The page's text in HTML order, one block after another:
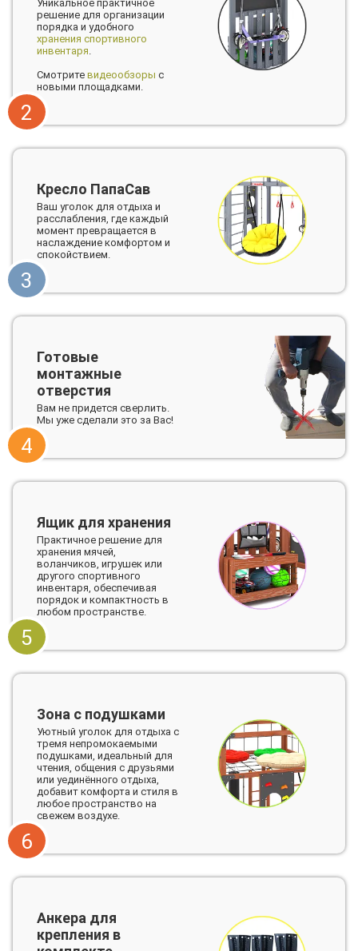
2
Уникальное практичное
решение для организации
порядка и удобного
хранения спортивного
инвентаря
Смотрите видеообзоры с
новыми площадками.
3
Кресло ПапаСав
Ваш уголок для отдыха и
расслабления, где каждый
момент превращается в
наслаждение комфортом и
спокойствием.
4
Готовые
монтажные
отверстия
Вам не придется сверлить.
Мы уже сделали это за Вас!
5
Ящик для хранения
Практичное решение для
хранения мячей,
воланчиков, игрушек или
другого спортивного
инвентаря, обеспечивая
порядок и компактность в
любом пространстве.
6
Зона с подушками
Уютный уголок для отдыха с
тремя непромокаемыми
подушками, идеальный для
чтения, общения с друзьями
или уединённого отдыха,
добавит комфорта и стиля в
любое пространство на
свежем воздухе.
Анкера для
крепления в